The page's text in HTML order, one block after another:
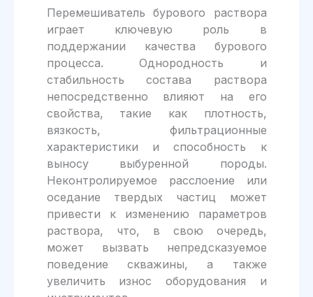
Перемешиватель бурового раствора
играет ключевую роль в
поддержании качества бурового
процесса. Однородность и
стабильность состава раствора
непосредственно влияют на его
свойства, такие как плотность,
вязкость, фильтрационные
характеристики и способность к
выносу выбуренной породы.
Неконтролируемое расслоение или
оседание твердых частиц может
привести к изменению параметров
раствора, что, в свою очередь,
может вызвать непредсказуемое
поведение скважины, а также
увеличить износ оборудования и